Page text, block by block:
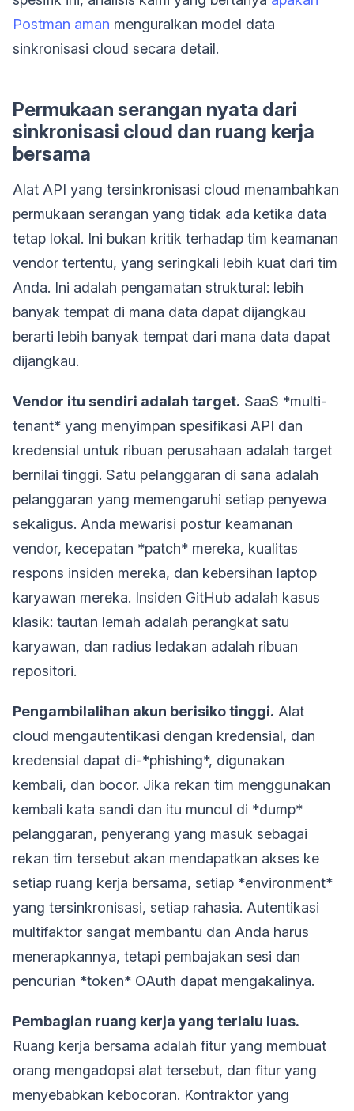
Postman aman menguraikan model data
sinkronisasi cloud secara detail.
Permukaan serangan nyata dari
sinkronisasi cloud dan ruang kerja
bersama
Alat API yang tersinkronisasi cloud menambahkan
permukaan serangan yang tidak ada ketika data
tetap lokal. Ini bukan kritik terhadap tim keamanan
vendor tertentu, yang seringkali lebih kuat dari tim
Anda. Ini adalah pengamatan struktural: lebih
banyak tempat di mana data dapat dijangkau
berarti lebih banyak tempat dari mana data dapat
dijangkau.
Vendor itu sendiri adalah target. SaaS *multi-
tenant* yang menyimpan spesifikasi API dan
kredensial untuk ribuan perusahaan adalah target
bernilai tinggi. Satu pelanggaran di sana adalah
pelanggaran yang memengaruhi setiap penyewa
sekaligus. Anda mewarisi postur keamanan
vendor, kecepatan *patch* mereka, kualitas
respons insiden mereka, dan kebersihan laptop
karyawan mereka. Insiden GitHub adalah kasus
klasik: tautan lemah adalah perangkat satu
karyawan, dan radius ledakan adalah ribuan
repositori.
Pengambilalihan akun berisiko tinggi. Alat
cloud mengautentikasi dengan kredensial, dan
kredensial dapat di-*phishing*, digunakan
kembali, dan bocor. Jika rekan tim menggunakan
kembali kata sandi dan itu muncul di *dump*
pelanggaran, penyerang yang masuk sebagai
rekan tim tersebut akan mendapatkan akses ke
setiap ruang kerja bersama, setiap *environment*
yang tersinkronisasi, setiap rahasia. Autentikasi
multifaktor sangat membantu dan Anda harus
menerapkannya, tetapi pembajakan sesi dan
pencurian *token* OAuth dapat mengakalinya.
Pembagian ruang kerja yang terlalu luas.
Ruang kerja bersama adalah fitur yang membuat
orang mengadopsi alat tersebut, dan fitur yang
menyebabkan kebocoran. Kontraktor yang